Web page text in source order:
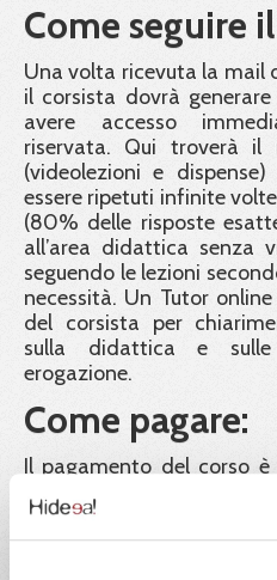
Come seguire
Una volta ricevuta la mail
il corsista dovrà
avere accesso
riservata. Qui troverà
(videolezioni e
essere ripetuti infinite
(80% delle risposte
all’area didattica senza
seguendo le lezioni
necessità. Un Tutor
del corsista per
sulla didattica e
erogazione.
Come pagare:
Il pagamento del corso
avere superato il test di
richiesta dell'attestato.
tramite bonifico alle